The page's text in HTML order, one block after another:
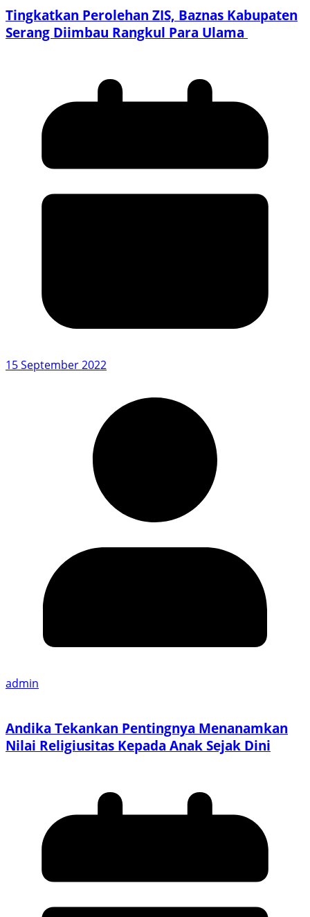
Tingkatkan Perolehan ZIS, Baznas Kabupaten
Serang Diimbau Rangkul Para Ulama
15 September 2022
admin
Andika Tekankan Pentingnya Menanamkan
Nilai Religiusitas Kepada Anak Sejak Dini